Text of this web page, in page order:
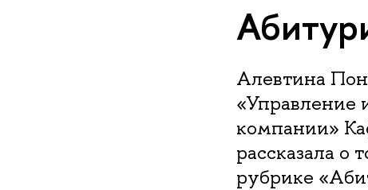
Алевтина
«Управление
компании»
рассказала о
рубрике